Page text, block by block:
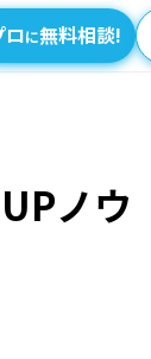
ロに無料相談!
ノウ